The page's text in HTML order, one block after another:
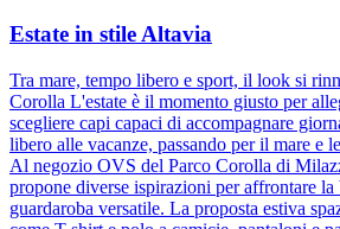
Estate in stile Altavia
Tra mare, tempo libero e sport, il look si
Corolla L'estate è il momento giusto per
scegliere capi capaci di accompagnare
libero alle vacanze, passando per il mare e
Al negozio OVS del Parco Corolla di
propone diverse ispirazioni per affrontare la
guardaroba versatile. La proposta estiva